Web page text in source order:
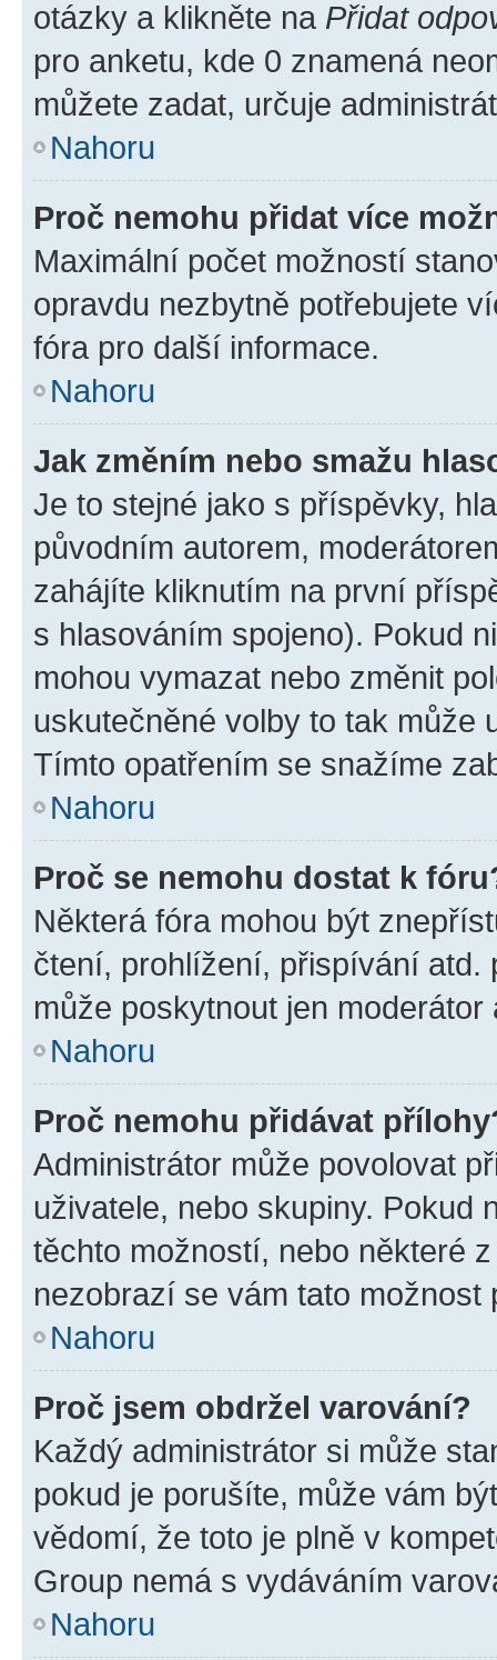
otázky a klikněte na Přidat
pro anketu, kde 0 znamená
můžete zadat, určuje
Nahoru
Proč nemohu přidat více
Maximální počet možností
opravdu nezbytně potřebujete
fóra pro další informace.
Nahoru
Jak změním nebo smažu
Je to stejné jako s příspěvky,
původním autorem,
zahájíte kliknutím na první
s hlasováním spojeno). Pokud
mohou vymazat nebo změnit
uskutečněné volby to tak může
Tímto opatřením se snažíme
Nahoru
Proč se nemohu dostat k
Některá fóra mohou být
čtení, prohlížení, přispívání atd.
může poskytnout jen
Nahoru
Proč nemohu přidávat
Administrátor může povolovat
uživatele, nebo skupiny. Pokud
těchto možností, nebo některé
nezobrazí se vám tato
Nahoru
Proč jsem obdržel varování?
Každý administrátor si může
pokud je porušíte, může vám
vědomí, že toto je plně v
Group nemá s vydáváním
Nahoru